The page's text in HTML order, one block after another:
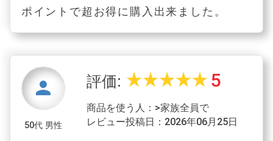
ポイントで超お得に購入出来ました。
person
50代 男性
評価: star_ratestar_ratestar_ratestar_ratestar_rate 5
商品を使う人：>家族全員で
レビュー投稿日：2026年06月25日